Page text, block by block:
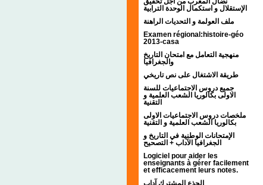
الإستقلال و استكمال الوحدة الترابية
ملف العولمة و التحديات الراهنة
Examen régional:histoire-géo
2013-casa
منهجية التعامل مع امتحان التاريخ
والجغرافيا
طريقة الاشتغال على نص تاريخي
جميع دروس الاجتماعيات للسنة
الاولى بكالوريا الشعب العلمية و
التقنية
ملخصات دروس الاجتماعيات الاولى
بكالوريا الشعب العلمية و التقنية
الإمتحانات الوطنية في التاريخ و
الجغرافيا الآداب + التصحيح
Logiciel pour aider les
enseignants à gérer facilement
et efficacement leurs notes.
الجذع المشترك آداب